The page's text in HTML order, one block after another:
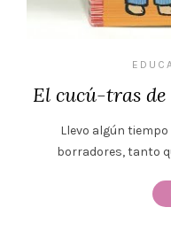
El cucú-tras de
Llevo algún
borradores, tanto